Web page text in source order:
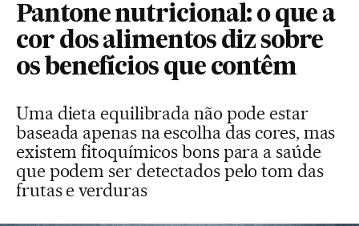
Pantone nutricional: o que a
cor dos alimentos diz sobre
os benefícios que contêm
Uma dieta equilibrada não pode estar
baseada apenas na escolha das cores, mas
existem fitoquímicos bons para a saúde
que podem ser detectados pelo tom das
frutas e verduras